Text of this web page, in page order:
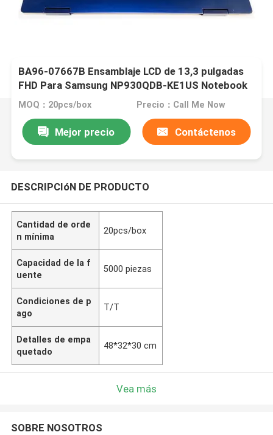
BA96-07667B Ensamblaje LCD de 13,3 pulgadas
FHD Para Samsung NP930QDB-KE1US Notebook
9 PRO
MOQ：20pcs/box Precio：Call Me Now
Mejor precio Contáctenos
DESCRIPCIóN DE PRODUCTO
Cantidad de orde
n mínima
20pcs/box
Capacidad de la f
uente
5000 piezas
Condiciones de p
ago
T/T
Detalles de empa
quetado
48*32*30 cm
Vea más
SOBRE NOSOTROS